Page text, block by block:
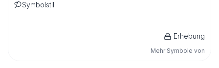
Symbolstil
Erhebung
Mehr Symbole von